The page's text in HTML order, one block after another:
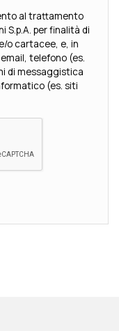
al trattamento
di
o cartacee, e, in
telefono (es.
di messaggistica
(es. siti